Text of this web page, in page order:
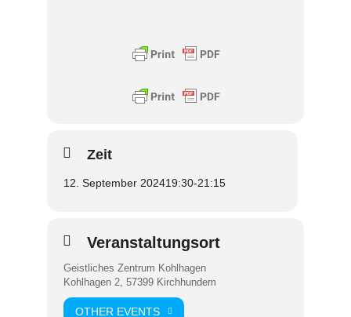
Zeit
12. September 202419:30-21:15
Veranstaltungsort
Geistliches Zentrum Kohlhagen
Kohlhagen 2, 57399 Kirchhundem
OTHER EVENTS